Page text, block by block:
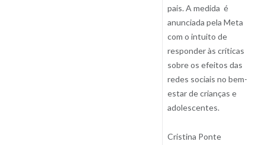
pais. A medida é
anunciada pela Meta
com o intuito de
responder às críticas
sobre os efeitos das
redes sociais no bem-
estar de crianças e
adolescentes.
Cristina Ponte